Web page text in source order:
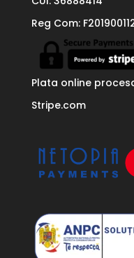
Reg Com:
Plata online
Stripe.com